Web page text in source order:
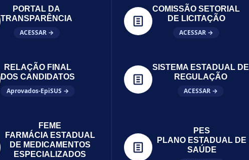
PORTAL DA
TRANSPARÊNCIA
ACESSAR →
COMISSÃO SETORIAL
DE LICITAÇÃO
ACESSAR →
RELAÇÃO FINAL
DOS CANDIDATOS
Aprovados-EpiSUS →
SISTEMA ESTADUAL DE
REGULAÇÃO
ACESSAR →
FEME
FARMÁCIA ESTADUAL
DE MEDICAMENTOS
ESPECIALIZADOS
PES
PLANO ESTADUAL DE
SAÚDE